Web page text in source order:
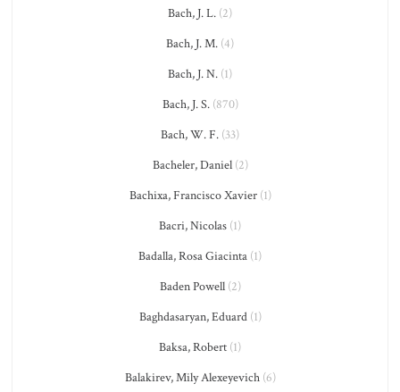
Bach, J. L. (2)
Bach, J. M. (4)
Bach, J. N. (1)
Bach, J. S.(870)
Bach, W. F. (33)
Bacheler, Daniel(2)
Bachixa, Francisco Xavier(1)
Bacri, Nicolas (1)
Badalla, Rosa Giacinta (1)
Baden Powell(2)
Baghdasaryan, Eduard(1)
Baksa, Robert (1)
Balakirev, Mily Alexeyevich(6)